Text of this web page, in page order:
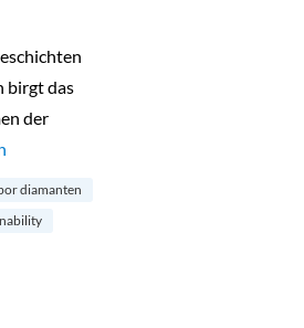
birgt das
der
aus dem Labor – die Zukunft?“
diamanten